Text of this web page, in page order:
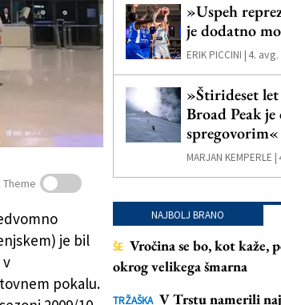
Theme
je bil
v
pokalu.
»Uspeh
je dodatno
ERIK PICCINI |4. avg.
»Štirideset
Broad Peak je
spregovorim«
MARJAN KEMPERLE |
NAJBOLJ BRANO
ŠE Vročina se bo, kot kaže,
okrog velikega šmarna
TRŽAŠKA V Trstu namerili